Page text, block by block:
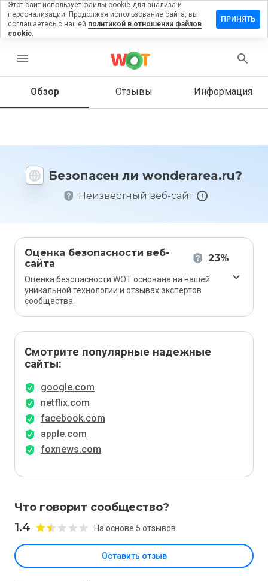
menu
Обзор Отзывы Информация
Безопасен ли wonderarea.ru?
Неизвестный веб-сайт
Оценка безопасности веб-
сайта
23%
Оценка безопасности WOT основана на нашей
уникальной технологии и отзывах экспертов
сообщества.
Смотрите популярные надежные
сайты:
google.com
netflix.com
facebook.com
apple.com
foxnews.com
Что говорит сообщество?
1.4 На основе 5 отзывов
Оставить отзыв
на
Как бы
этот
1 до 5?
Этот сайт использует файлы cookie для анализа и
персонализации. Продолжая использование сайта, вы
соглашаетесь с нашей политикой в отношении файлов
cookie.
ПРИНЯТЬ